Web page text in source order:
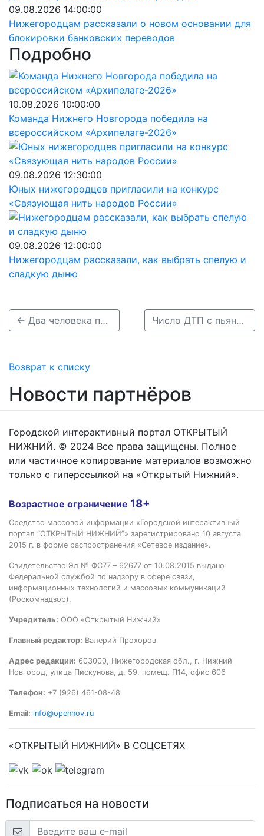
09.08.2026 14:00:00
Нижегородцам рассказали о новом основании для
блокировки банковских переводов
Подробно
10.08.2026 10:00:00
Команда Нижнего Новгорода победила на
всероссийском «Архипелаге-2026»
09.08.2026 12:30:00
Юных нижегородцев пригласили на конкурс
«Связующая нить народов России»
09.08.2026 12:00:00
Нижегородцам рассказали, как выбрать спелую и
сладкую дыню
← Два человека погибли в ДТП на трассе Р-158 под Арзамасом Число ДТП с пьяными водителями сократилось на 13% в Нижегородской области →
Возврат к списку
Новости партнёров
Городской интерактивный портал ОТКРЫТЫЙ
НИЖНИЙ. © 2024 Все права защищены. Полное
или частичное копирование материалов возможно
только с гиперссылкой на «Открытый Нижний».
Возрастное ограничение 18+
Средство массовой информации «Городской интерактивный
портал “ОТКРЫТЫЙ НИЖНИЙ”» зарегистрировано 10 августа
2015 г. в форме распространения «Сетевое издание».
Свидетельство Эл № ФС77 – 62677 от 10.08.2015 выдано
Федеральной службой по надзору в сфере связи,
информационных технологий и массовых коммуникаций
(Роскомнадзор).
Учредитель: ООО «Открытый Нижний»
Главный редактор: Валерий Прохоров
Адрес редакции: 603000, Нижегородская обл., г. Нижний
Новгород, улица Пискунова, д. 59, помещ. П14, офис 606
Телефон: +7 (926) 461-08-48
Email: info@opennov.ru
«ОТКРЫТЫЙ НИЖНИЙ» В СОЦСЕТЯХ
Подписаться на новости